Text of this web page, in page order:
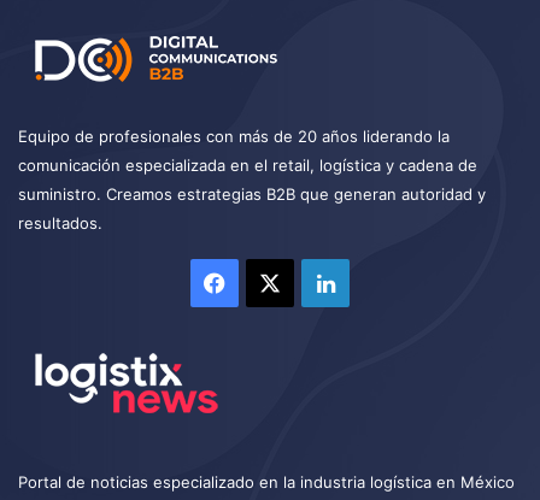
Equipo de profesionales con más de 20 años liderando la
comunicación especializada en el retail, logística y cadena de
suministro. Creamos estrategias B2B que generan autoridad y
resultados.
Facebook LinkedIn
Portal de noticias especializado en la industria logística en México